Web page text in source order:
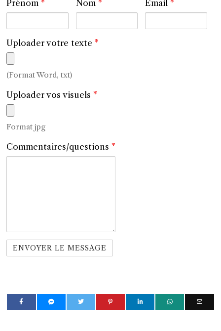
Prénom* Nom * Email*
Uploader votre texte*
(Format Word, txt)
Uploader vos visuels*
Format jpg
Commentaires/questions*